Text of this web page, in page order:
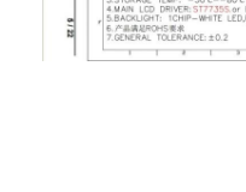
amoled vertoning